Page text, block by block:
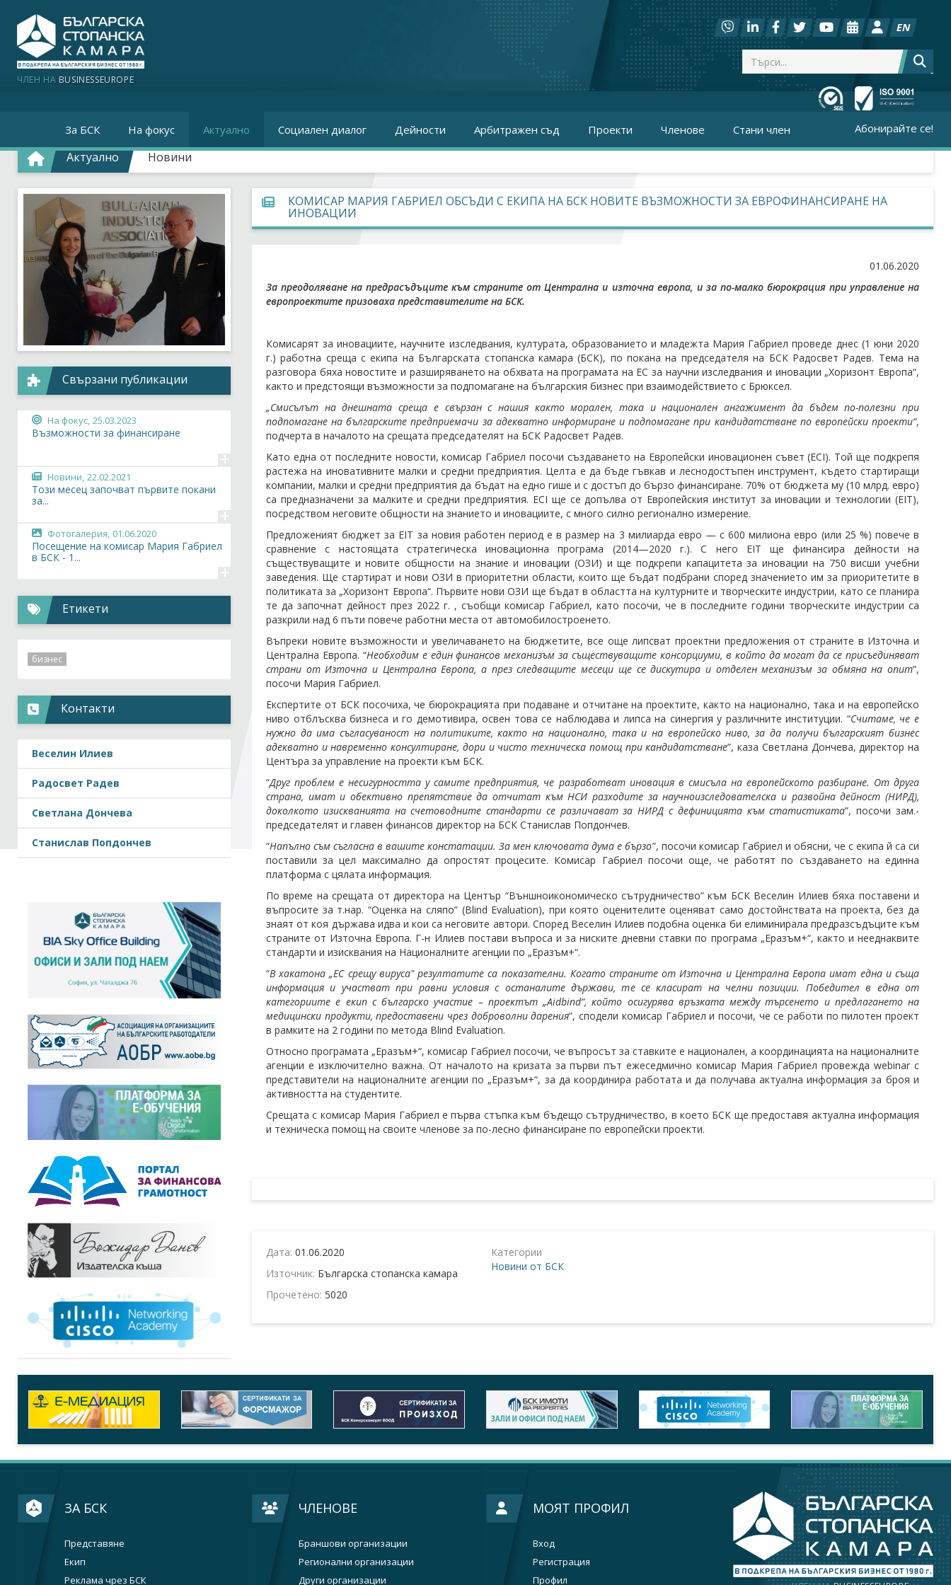
ЧЛЕН НА BUSINESSEUROPE
EN
За БСК На фокус Актуално Социален диалог Дейности Арбитражен съд Проекти Членове Стани член Абонирайте се!
Актуално Новини
КОМИСАР МАРИЯ ГАБРИЕЛ ОБСЪДИ С ЕКИПА НА БСК НОВИТЕ ВЪЗМОЖНОСТИ ЗА ЕВРОФИНАНСИРАНЕ НА
ИНОВАЦИИ
01.06.2020
За преодоляване на предрасъдъците към страните от Централна и източна европа, и за по-малко бюрокрация при управление на
европроектите призоваха представителите на БСК.
Комисарят за иновациите, научните изследвания, културата, образованието и младежта Мария Габриел проведе днес (1 юни 2020
г.) работна среща с екипа на Българската стопанска камара (БСК), по покана на председателя на БСК Радосвет Радев. Тема на
разговора бяха новостите и разширяването на обхвата на програмата на ЕС за научни изследвания и иновации „Хоризонт Европа“,
както и предстоящи възможности за подпомагане на българския бизнес при взаимодействието с Брюксел.
„Смисълът на днешната среща е свързан с нашия както морален, така и национален ангажимент да бъдем по-полезни при
подпомагане на българските предприемачи за адекватно информиране и подпомагане при кандидатстване по европейски проекти“,
подчерта в началото на срещата председателят на БСК Радосвет Радев.
Като една от последните новости, комисар Габриел посочи създаването на Европейски иновационен съвет (ECI). Той ще подкрепя
растежа на иновативните малки и средни предприятия. Целта е да бъде гъвкав и леснодостъпен инструмент, където стартиращи
компании, малки и средни предприятия да бъдат на едно гише и с достъп до бързо финансиране. 70% от бюджета му (10 млрд. евро)
са предназначени за малките и средни предприятия. ECI ще се допълва от Европейския институт за иновации и технологии (EIT),
посредством неговите общности на знанието и иновациите, с много силно регионално измерение.
Предложеният бюджет за EIT за новия работен период е в размер на 3 милиарда евро — с 600 милиона евро (или 25 %) повече в
сравнение с настоящата стратегическа иновационна програма (2014—2020 г.). С него EIT ще финансира дейности на
съществуващите и новите общности на знание и иновации (ОЗИ) и ще подкрепи капацитета за иновации на 750 висши учебни
заведения. Ще стартират и нови ОЗИ в приоритетни области, които ще бъдат подбрани според значението им за приоритетите в
политиката за „Хоризонт Европа“. Първите нови ОЗИ ще бъдат в областта на културните и творческите индустрии, като се планира
те да започнат дейност през 2022 г. , съобщи комисар Габриел, като посочи, че в последните години творческите индустрии са
разкрили над 6 пъти повече работни места от автомобилостроенето.
Въпреки новите възможности и увеличаването на бюджетите, все още липсват проектни предложения от страните в Източна и
Централна Европа. “Необходим е един финансов механизъм за съществуващите консорциуми, в който да могат да се присъединяват
страни от Източна и Централна Европа, а през следващите месеци ще се дискутира и отделен механизъм за обмяна на опит”,
посочи Мария Габриел.
Експертите от БСК посочиха, че бюрокрацията при подаване и отчитане на проектите, както на национално, така и на европейско
ниво отблъсква бизнеса и го демотивира, освен това се наблюдава и липса на синергия у различните институции. “Считаме, че е
нужно да има съгласуваност на политиките, както на национално, така и на европейско ниво, за да получи българският бизнес
адекватно и навременно консултиране, дори и чисто техническа помощ при кандидатстване”, каза Светлана Дончева, директор на
Центъра за управление на проекти към БСК.
“Друг проблем е несигурността у самите предприятия, че разработват иновация в смисъла на европейското разбиране. От друга
страна, имат и обективно препятствие да отчитат към НСИ разходите за научноизследователска и развойна дейност (НИРД),
доколкото изискванията на счетоводните стандарти се различават за НИРД с дефиницията към статистиката”, посочи зам.-
председателят и главен финансов директор на БСК Станислав Попдончев.
“Напълно съм съгласна в вашите констатации. За мен ключовата дума е бързо”, посочи комисар Габриел и обясни, че с екипа й са си
поставили за цел максимално да опростят процесите. Комисар Габриел посочи още, че работят по създаването на единна
платформа с цялата информация.
По време на срещата от директора на Център “Външноикономическо сътрудничество” към БСК Веселин Илиев бяха поставени и
въпросите за т.нар. “Оценка на сляпо” (Blind Evaluation), при която оценителите оценяват cамо достойнствата на проекта, без да
знаят от коя държава идва и кои са неговите aвтори. Според Веселин Илиев подобна оценка би елиминирала предразсъдъците към
страните от Източна Европа. Г-н Илиев постави въпроса и за ниските дневни ставки по програма „Еразъм+“, както и нееднаквите
стандарти и изисквания на Националните агенции по „Еразъм+“.
“В хакатона „ЕС срещу вируса" резултатите са показателни. Когато страните от Източна и Централна Европа имат една и съща
информация и участват при равни условия с останалите държави, те се класират на челни позиции. Победител в една от
категориите е екип с българско участие – проектът „Aidbind“, който осигурява връзката между търсенето и предлагането на
медицински продукти, предоставени чрез доброволни дарения”, сподели комисар Габриел и посочи, че се работи по пилотен проект
в рамките на 2 години по метода Blind Evaluation.
Относно програмата „Еразъм+“, комисар Габриел посочи, че въпросът за ставките е национален, а координацията на националните
агенции е изключително важна. От началото на кризата за първи път ежеседмично комисар Мария Габриел провежда webinar с
представители на националните агенции по „Еразъм+“, за да координира работата и да получава актуална информация за броя и
активността на студентите.
Срещата с комисар Мария Габриел е първа стъпка към бъдещо сътрудничество, в което БСК ще предоставя актуална информация
и техническа помощ на своите членове за по-лесно финансиране по европейски проекти.
Дата: 01.06.2020
Източник: Българска стопанска камара
Прочетено: 5020
Категории
Новини от БСК
Свързани публикации
На фокус, 25.03.2023
Възможности за финансиране
+
Новини, 22.02.2021
Този месец започват първите покани
за...
+
Фотогалерия, 01.06.2020
Посещение на комисар Мария Габриел
в БСК - 1...
+
Етикети
бизнес
Контакти
Веселин Илиев
Радосвет Радев
Светлана Дончева
Станислав Попдончев
ЗА БСК
Представяне
Екип
Реклама чрез БСК
ЧЛЕНОВЕ
Браншови организации
Регионални организации
Други организации
МОЯТ ПРОФИЛ
Вход
Регистрация
Профил